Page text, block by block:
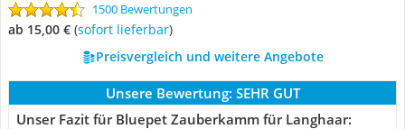
1500 Bewertungen
ab 15,00 € ( Sofort lieferbar)
Preisvergleich und weitere Angebote
Unsere Bewertung: SEHR GUT
Unser Fazit für Bluepet Zauberkamm für Langhaar: